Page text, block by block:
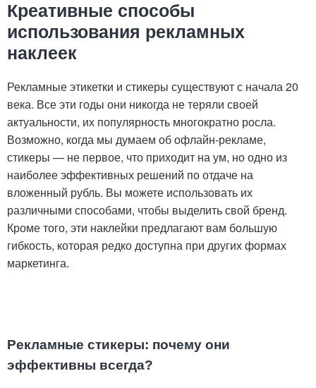
Креативные способы
использования рекламных
наклеек
Рекламные этикетки и стикеры существуют с начала 20
века. Все эти годы они никогда не теряли своей
актуальности, их популярность многократно росла.
Возможно, когда мы думаем об офлайн-рекламе,
стикеры — не первое, что приходит на ум, но одно из
наиболее эффективных решений по отдаче на
вложенный рубль. Вы можете использовать их
различными способами, чтобы выделить свой бренд.
Кроме того, эти наклейки предлагают вам большую
гибкость, которая редко доступна при других формах
маркетинга.
Рекламные стикеры: почему они
эффективны всегда?